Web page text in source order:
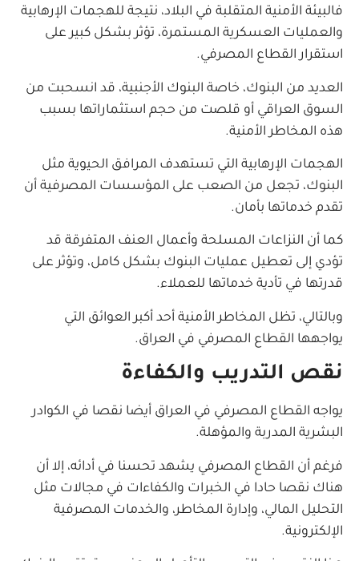
فالبيئة الأمنية المتقلبة في البلاد، نتيجة للهجمات الإرهابية
والعمليات العسكرية المستمرة، تؤثر بشكل كبير على
استقرار القطاع المصرفي.
العديد من البنوك، خاصة البنوك الأجنبية، قد انسحبت من
السوق العراقي أو قلصت من حجم استثماراتها بسبب
هذه المخاطر الأمنية.
الهجمات الإرهابية التي تستهدف المرافق الحيوية مثل
البنوك، تجعل من الصعب على المؤسسات المصرفية أن
تقدم خدماتها بأمان.
كما أن النزاعات المسلحة وأعمال العنف المتفرقة قد
تؤدي إلى تعطيل عمليات البنوك بشكل كامل، وتؤثر على
قدرتها في تأدية خدماتها للعملاء.
وبالتالي، تظل المخاطر الأمنية أحد أكبر العوائق التي
يواجهها القطاع المصرفي في العراق.
نقص التدريب والكفاءة
يواجه القطاع المصرفي في العراق أيضا نقصا في الكوادر
البشرية المدربة والمؤهلة.
فرغم أن القطاع المصرفي يشهد تحسنا في أدائه، إلا أن
هناك نقصا حادا في الخبرات والكفاءات في مجالات مثل
التحليل المالي، وإدارة المخاطر، والخدمات المصرفية
الإلكترونية.